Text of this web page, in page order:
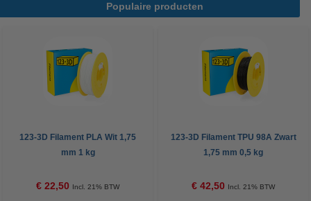
Populaire producten
123-3D Filament PLA Wit 1,75
mm 1 kg
€ 22,50 Incl. 21% BTW
123-3D Filament TPU 98A Zwart
1,75 mm 0,5 kg
€ 42,50 Incl. 21% BTW